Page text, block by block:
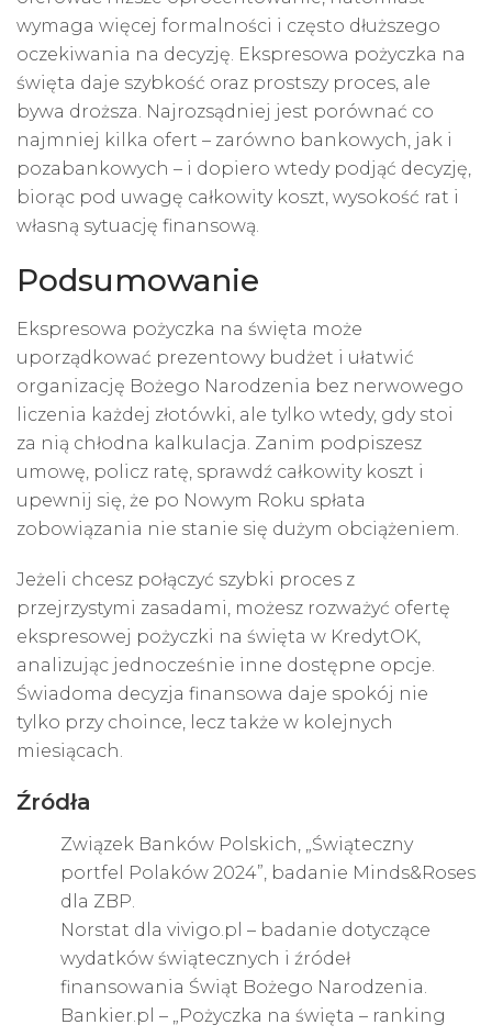
wymaga więcej formalności i często dłuższego
oczekiwania na decyzję. Ekspresowa pożyczka na
święta daje szybkość oraz prostszy proces, ale
bywa droższa. Najrozsądniej jest porównać co
najmniej kilka ofert – zarówno bankowych, jak i
pozabankowych – i dopiero wtedy podjąć decyzję,
biorąc pod uwagę całkowity koszt, wysokość rat i
własną sytuację finansową.
Podsumowanie
Ekspresowa pożyczka na święta może
uporządkować prezentowy budżet i ułatwić
organizację Bożego Narodzenia bez nerwowego
liczenia każdej złotówki, ale tylko wtedy, gdy stoi
za nią chłodna kalkulacja. Zanim podpiszesz
umowę, policz ratę, sprawdź całkowity koszt i
upewnij się, że po Nowym Roku spłata
zobowiązania nie stanie się dużym obciążeniem.
Jeżeli chcesz połączyć szybki proces z
przejrzystymi zasadami, możesz rozważyć ofertę
ekspresowej pożyczki na święta w KredytOK,
analizując jednocześnie inne dostępne opcje.
Świadoma decyzja finansowa daje spokój nie
tylko przy choince, lecz także w kolejnych
miesiącach.
Źródła
Związek Banków Polskich, „Świąteczny
portfel Polaków 2024”, badanie Minds&Roses
dla ZBP.
Norstat dla vivigo.pl – badanie dotyczące
wydatków świątecznych i źródeł
finansowania Świąt Bożego Narodzenia.
Bankier.pl – „Pożyczka na święta – ranking